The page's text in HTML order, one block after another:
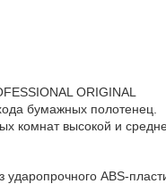
ORIGINAL
бумажных полотенец.
комнат высокой и
ударопрочного ABS-